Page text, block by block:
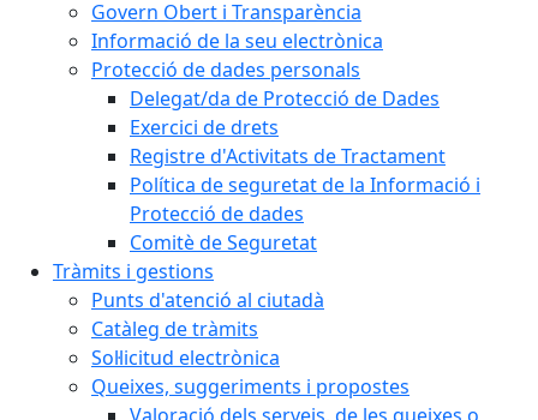
Govern Obert i Transparència
Informació de la seu electrònica
Protecció de dades personals
Delegat/da de Protecció de Dades
Exercici de drets
Registre d'Activitats de Tractament
Política de seguretat de la Informació i
Protecció de dades
Comitè de Seguretat
Tràmits i gestions
Punts d'atenció al ciutadà
Catàleg de tràmits
Sol·licitud electrònica
Queixes, suggeriments i propostes